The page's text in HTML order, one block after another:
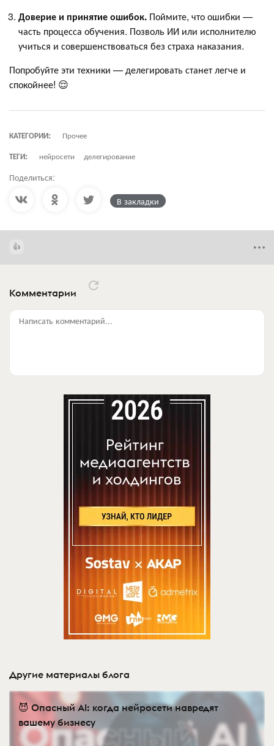
Доверие и принятие ошибок. Поймите, что ошибки —
часть процесса обучения. Позволь ИИ или исполнителю
учиться и совершенствоваться без страха наказания.
Попробуйте эти техники — делегировать станет легче и
спокойнее! 😌
КАТЕГОРИИ:
Прочее
ТЕГИ:
нейросети делегирование
Поделиться:
В закладки
Комментарии
Написать комментарий...
Другие материалы блога
😈 Опасный AI: когда нейросети навредят
вашему бизнесу